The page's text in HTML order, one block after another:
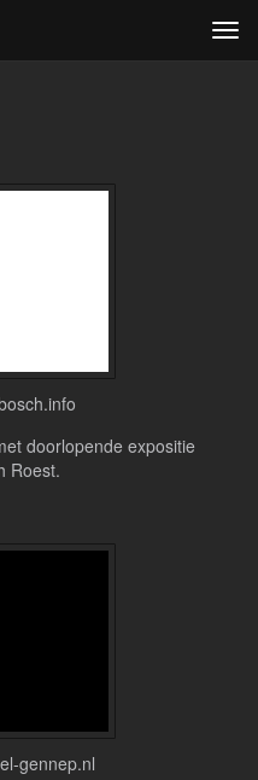
doorlopende expositie
Roest.
gennep.nl